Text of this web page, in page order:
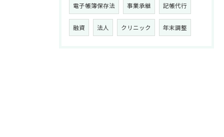
電子帳簿保存法 事業承継 記帳代行
融資 法人 クリニック 年末調整